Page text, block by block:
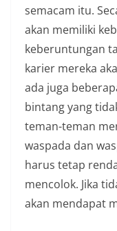
semacam itu.
akan memiliki
keberuntungan
karier mereka
ada juga
bintang yang
teman-teman
waspada dan
harus tetap
mencolok. Jika
akan mendapat